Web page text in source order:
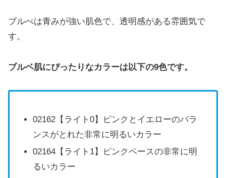
ブルべは青みが強い肌色で、透明感がある雰囲気で
す。
ブルベ肌にぴったりなカラーは以下の9色です。
02162【ライト0】ピンクとイエローのバラ
ンスがとれた非常に明るいカラー
02164【ライト1】ピンクベースの非常に明
るいカラー